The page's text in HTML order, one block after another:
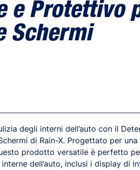
e Protettivo
Schermi
degli interni dell’auto con il
di Rain-X. Progettato per una
prodotto versatile è perfetto
dell’auto, inclusi i display di